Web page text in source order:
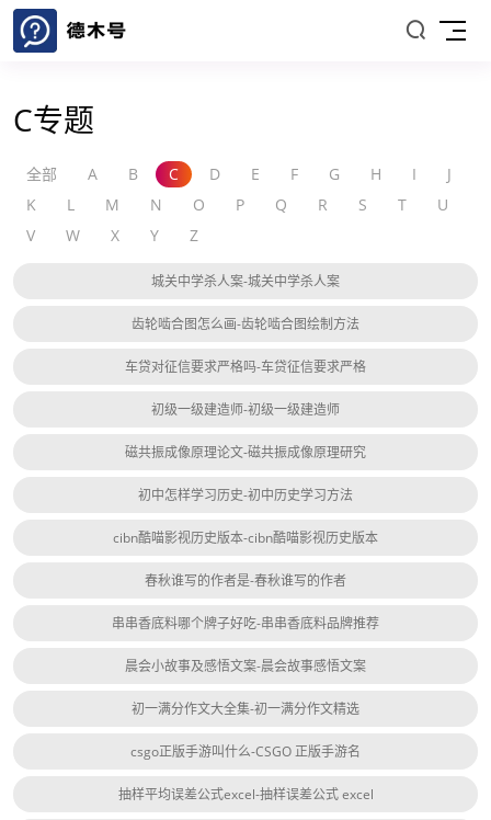
C专题
全部 A B C D E F G H I
J
K
L M N O P Q R S T
U
V
W X Y Z
城关中学杀人案-城关中学杀人案
齿轮啮合图怎么画-齿轮啮合图绘制方法
车贷对征信要求严格吗-车贷征信要求严格
初级一级建造师-初级一级建造师
磁共振成像原理论文-磁共振成像原理研究
初中怎样学习历史-初中历史学习方法
cibn酷喵影视历史版本-cibn酷喵影视历史版本
春秋谁写的作者是-春秋谁写的作者
串串香底料哪个牌子好吃-串串香底料品牌推荐
晨会小故事及感悟文案-晨会故事感悟文案
初一满分作文大全集-初一满分作文精选
csgo正版手游叫什么-CSGO 正版手游名
抽样平均误差公式excel-抽样误差公式 excel